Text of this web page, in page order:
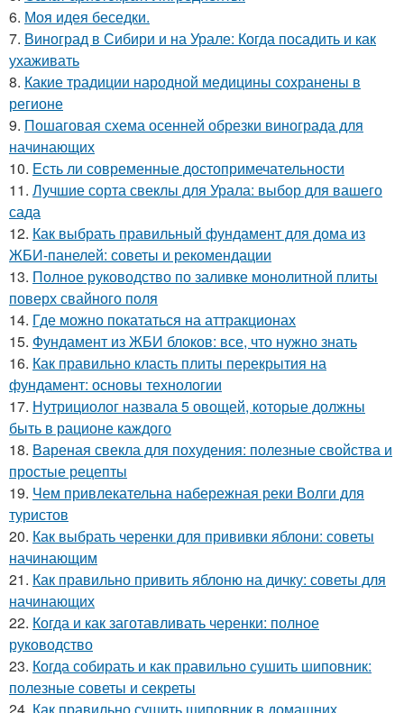
6. Моя идея беседки.
7. Виноград в Сибири и на Урале: Когда посадить и как
ухаживать
8. Какие традиции народной медицины сохранены в
регионе
9. Пошаговая схема осенней обрезки винограда для
начинающих
10. Есть ли современные достопримечательности
11. Лучшие сорта свеклы для Урала: выбор для вашего
сада
12. Как выбрать правильный фундамент для дома из
ЖБИ-панелей: советы и рекомендации
13. Полное руководство по заливке монолитной плиты
поверх свайного поля
14. Где можно покататься на аттракционах
15. Фундамент из ЖБИ блоков: все, что нужно знать
16. Как правильно класть плиты перекрытия на
фундамент: основы технологии
17. Нутрициолог назвала 5 овощей, которые должны
быть в рационе каждого
18. Вареная свекла для похудения: полезные свойства и
простые рецепты
19. Чем привлекательна набережная реки Волги для
туристов
20. Как выбрать черенки для прививки яблони: советы
начинающим
21. Как правильно привить яблоню на дичку: советы для
начинающих
22. Когда и как заготавливать черенки: полное
руководство
23. Когда собирать и как правильно сушить шиповник:
полезные советы и секреты
24. Как правильно сушить шиповник в домашних